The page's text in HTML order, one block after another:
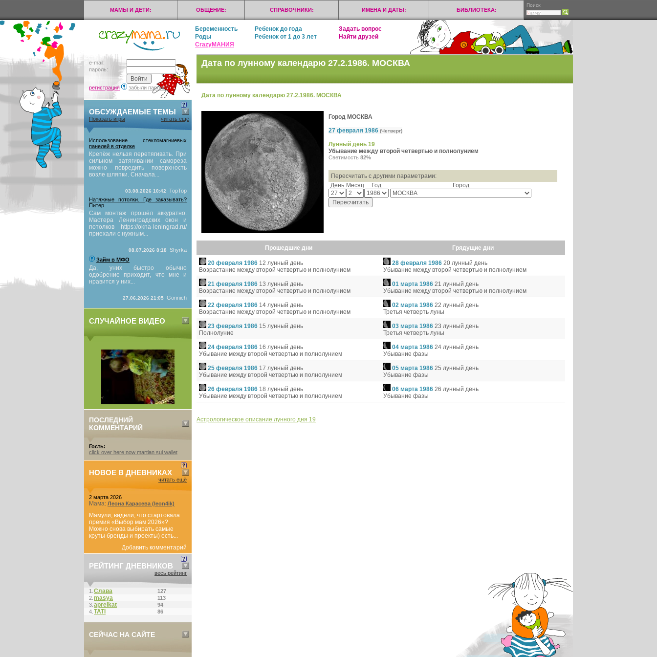
МАМЫ И ДЕТИ: ОБЩЕНИЕ: СПРАВОЧНИКИ: ИМЕНА И ДАТЫ: БИБЛИОТЕКА:
Поиск:
Беременность Ребенок до года
Задать вопрос
Роды
Ребенок от 1 до 3 лет
Найти друзей
CrazyМАНИЯ
e-mail:
пароль:
регистрация забыли пароль?
ОБСУЖДАЕМЫЕ ТЕМЫ
Показать игры читать ещё
Использование стекломагниевых
панелей в отделке
Крепёж нельзя перетягивать. При
сильном затягивании самореза
можно повредить поверхность
возле шляпки. Сначала...
03.08.2026 10:42
TopTop
Натяжные потолки. Где заказывать?
Питер
Сам монтаж прошёл аккуратно.
Мастера Ленинградских окон и
потолков https://okna-leningrad.ru/
приехали с нужным...
08.07.2026 8:18
Shyrka
Займ в МФО
Да, уних быстро обычно
одобрение приходит, что мне и
нравится у них...
27.06.2026 21:05 Gorinich
СЛУЧАЙНОЕ ВИДЕО
ПОСЛЕДНИЙ
КОММЕНТАРИЙ
Гость:
click over here now martian sui wallet
НОВОЕ В ДНЕВНИКАХ
читать ещё
2 марта 2026
Мама: Леона Карасева (leon4ik)
Мамули, видели, что стартовала
премия «Выбор мам 2026»?
Можно снова выбирать самые
круты бренды и проекты) есть...
Добавить комментарий
РЕЙТИНГ ДНЕВНИКОВ
весь рейтинг
1. Слава
127
2. masya
113
3. aprelkat
94
4. ТАТI 86
СЕЙЧАС НА САЙТЕ
Дата по лунному календарю 27.2.1986. МОСКВА
Дата по лунному календарю 27.2.1986. МОСКВА
Город МОСКВА
27 февраля 1986 (Четверг)
Лунный день 19
Убывание между второй четвертью и полнолунием
Светимость 82%
Пересчитать с другими параметрами:
День Месяц Год Город
Прошедшие дни
20 февраля 1986 12 лунный день
Возрастание между второй четвертью и полнолунием
21 февраля 1986 13 лунный день
Возрастание между второй четвертью и полнолунием
22 февраля 1986 14 лунный день
Возрастание между второй четвертью и полнолунием
23 февраля 1986 15 лунный день
Полнолуние
24 февраля 1986 16 лунный день
Убывание между второй четвертью и полнолунием
25 февраля 1986 17 лунный день
Убывание между второй четвертью и полнолунием
26 февраля 1986 18 лунный день
Убывание между второй четвертью и полнолунием
Грядущие дни
28 февраля 1986 20 лунный день
Убывание между второй четвертью и полнолунием
01 марта 1986 21 лунный день
Убывание между второй четвертью и полнолунием
02 марта 1986 22 лунный день
Третья четверть луны
03 марта 1986 23 лунный день
Третья четверть луны
04 марта 1986 24 лунный день
Убывание фазы
05 марта 1986 25 лунный день
Убывание фазы
06 марта 1986 26 лунный день
Убывание фазы
Астрологическое описание лунного дня 19